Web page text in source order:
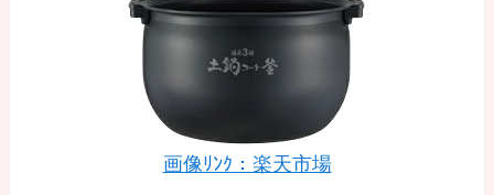
画像ﾘﾝｸ：楽天市場